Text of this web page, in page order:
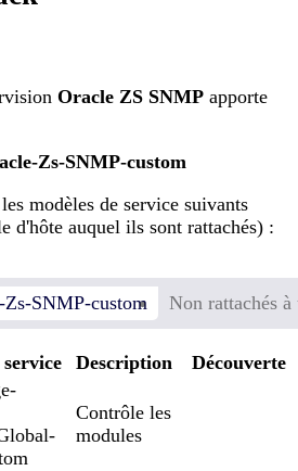
Oracle ZS SNMP apporte
Zs-SNMP-custom
modèles de service suivants
d'hôte auquel ils sont rattachés) :
SNMP-custom Non rattachés
Description Découverte
Contrôle les
modules